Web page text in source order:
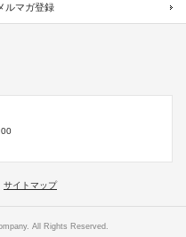
ルマガ登録
サイトマップ
All Rights Reserved.